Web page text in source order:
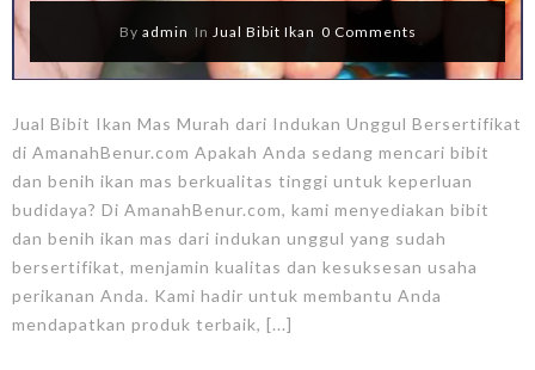
By admin In Jual Bibit Ikan 0 Comments
Jual Bibit Ikan Mas Murah dari Indukan Unggul Bersertifikat
di AmanahBenur.com Apakah Anda sedang mencari bibit
dan benih ikan mas berkualitas tinggi untuk keperluan
budidaya? Di AmanahBenur.com, kami menyediakan bibit
dan benih ikan mas dari indukan unggul yang sudah
bersertifikat, menjamin kualitas dan kesuksesan usaha
perikanan Anda. Kami hadir untuk membantu Anda
mendapatkan produk terbaik, [...]